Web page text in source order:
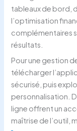
tableaux de bord,
l’optimisation
complémentaires
résultats.
Pour une gestion
télécharger
sécurisé, puis
personnalisation.
ligne offrent un
maîtrise de l’outil,